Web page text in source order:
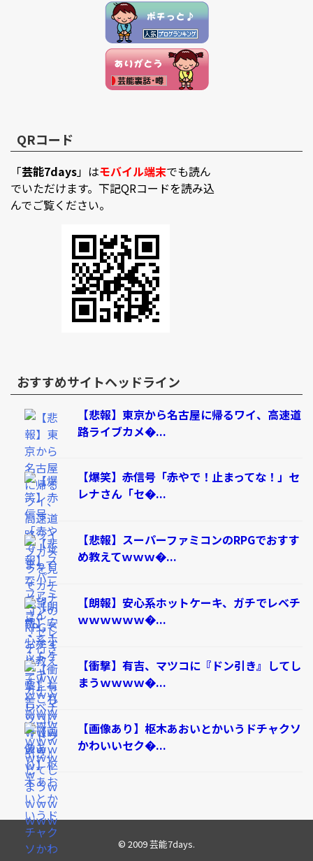
QRコード
「芸能7days」はモバイル端末でも読ん
でいただけます。下記QRコードを読み込
んでご覧ください。
おすすめサイトヘッドライン
【悲報】東京から名古屋に帰るワイ、高速道
路ライブカメ�...
【爆笑】赤信号「赤やで！止まってな！」セ
レナさん「セ�...
【悲報】スーパーファミコンのRPGでおすす
め教えてｗｗｗ�...
【朗報】安心系ホットケーキ、ガチでレベチ
ｗｗｗｗｗｗ�...
【衝撃】有吉、マツコに『ドン引き』してし
まうｗｗｗｗ�...
【画像あり】枢木あおいとかいうドチャクソ
かわいいセク�...
© 2009芸能7days.